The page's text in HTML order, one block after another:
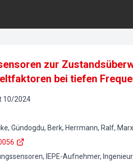
zur
bei tiefen
10/2024
Gündogdu, Berk, Herrmann, Ralf,
IEPE-Aufnehmer,